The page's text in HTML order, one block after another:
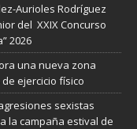
Aurioles Rodríguez
del XXIX Concurso
2026
una nueva zona
ejercicio físico
sexistas
la campaña estival de